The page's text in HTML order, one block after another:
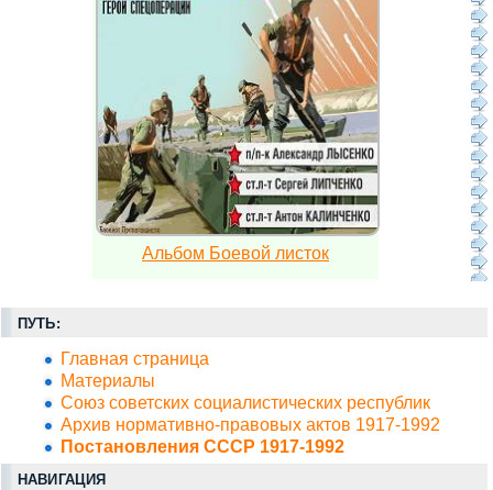
Альбом Боевой листок
ПУТЬ:
Главная страница
Материалы
Союз советских социалистических республик
Архив нормативно-правовых актов 1917-1992
Постановления СССР 1917-1992
НАВИГАЦИЯ